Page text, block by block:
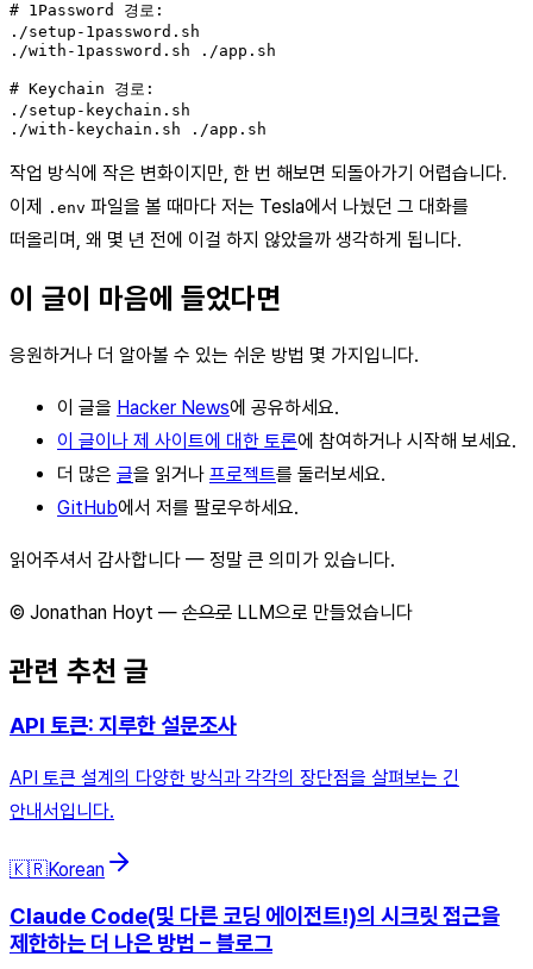
# 1Password 경로:
./setup-1password.sh
./with-1password.sh ./app.sh
# Keychain 경로:
./setup-keychain.sh
./with-keychain.sh ./app.sh
작업 방식에 작은 변화이지만, 한 번 해보면 되돌아가기 어렵습니다.
이제
.env 파일을 볼 때마다 저는 Tesla에서 나눴던 그 대화를
떠올리며, 왜 몇 년 전에 이걸 하지 않았을까 생각하게 됩니다.
이 글이 마음에 들었다면
응원하거나 더 알아볼 수 있는 쉬운 방법 몇 가지입니다.
이 글을 Hacker News에 공유하세요.
이 글이나 제 사이트에 대한 토론에 참여하거나 시작해 보세요.
더 많은 글을 읽거나 프로젝트를 둘러보세요.
GitHub에서 저를 팔로우하세요.
읽어주셔서 감사합니다 — 정말 큰 의미가 있습니다.
© Jonathan Hoyt — 손으로 LLM으로 만들었습니다
관련 추천 글
API 토큰: 지루한 설문조사
API 토큰 설계의 다양한 방식과 각각의 장단점을 살펴보는 긴
안내서입니다.
🇰🇷Korean
Claude Code(및 다른 코딩 에이전트!)의 시크릿 접근을
제한하는 더 나은 방법 – 블로그